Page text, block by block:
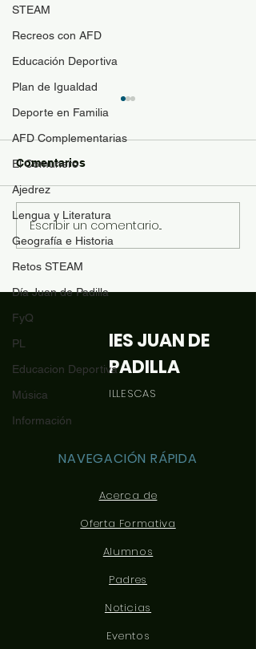
STEAM
Recreos con AFD
Educación Deportiva
Plan de Igualdad
Deporte en Familia
AFD Complementarias
El Comunero
Ajedrez
Lengua y Literatura
Geografía e Historia
Retos STEAM
Día Juan de Padilla
FyQ
PL
Educacion Deportiva
Música
Información
Revista "El Comunero"
nº31-2026
Comentarios
Escribir un comentario...
IES JUAN DE
PADILLA
ILLESCAS
NAVEGACIÓN RÁPIDA
Acerca de
Oferta Formativa
Alumnos
Padres
Noticias
Eventos